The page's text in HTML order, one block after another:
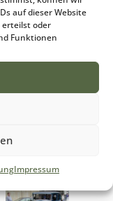
auf dieser Website
erteilst oder
Funktionen
Impressum